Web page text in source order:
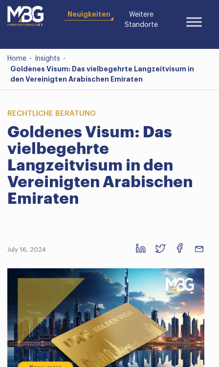
Neuigkeiten
Weitere
Standorte
Home - Insights -
Goldenes Visum: Das vielbegehrte Langzeitvisum in
den Vereinigten Arabischen Emiraten
RECHTLICHE BERATUNG
Goldenes Visum: Das
vielbegehrte
Langzeitvisum in den
Vereinigten Arabischen
Emiraten
July 16, 2024